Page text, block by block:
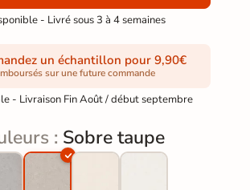
- Livré sous 3 à 4 semaines
un échantillon pour 9,90€
sur une future commande
- Livraison Fin Août / début septembre
: Sobre taupe